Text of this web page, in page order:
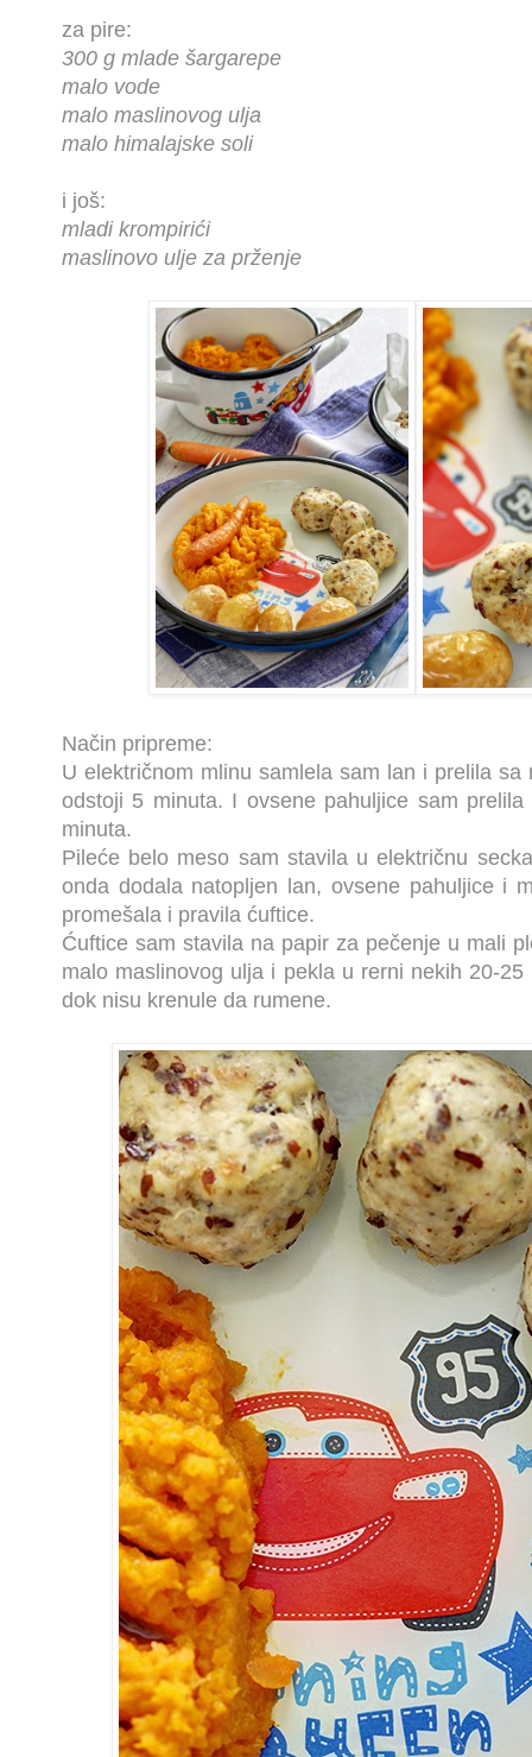
za pire:
300 g mlade šargarepe
malo vode
malo maslinovog ulja
malo himalajske soli
i još:
mladi krompirići
maslinovo ulje za prženje
Način pripreme:
U električnom mlinu samlela sam lan i prelila sa
odstoji 5 minuta. I ovsene pahuljice sam
minuta.
Pileće belo meso sam stavila u električnu
onda dodala natopljen lan, ovsene pahuljice i
promešala i pravila ćuftice.
Ćuftice sam stavila na papir za pečenje u mali
malo maslinovog ulja i pekla u rerni nekih 20-
dok nisu krenule da rumene.